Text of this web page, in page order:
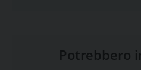
Potrebbero